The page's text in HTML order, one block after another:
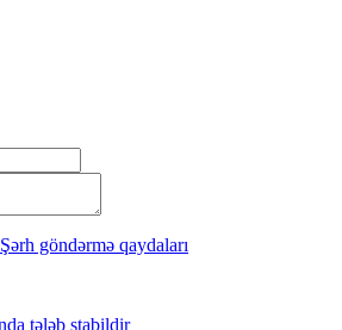
Şərh göndərmə qaydaları